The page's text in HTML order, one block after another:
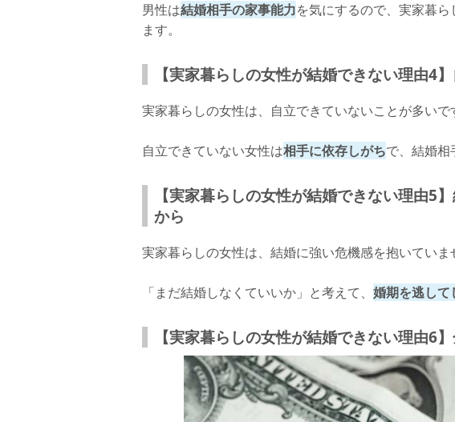
男性は結婚相手の家事能力を気にするので、実家暮
ます。
【実家暮らしの女性が結婚できない理由4
実家暮らしの女性は、自立できていないことが多いで
自立できていない女性は相手に依存しがちで、結婚相
【実家暮らしの女性が結婚できない理由5
から
実家暮らしの女性は、結婚に強い危機感を抱いていま
「まだ結婚しなくていいか」と考えて、 婚期を逃して
【実家暮らしの女性が結婚できない理由6